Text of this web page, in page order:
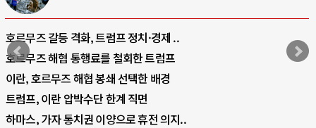
호르무즈 갈등 격화, 트럼프 정치·경제 ..
호르무즈 해협 통행료를 철회한 트럼프
이란, 호르무즈 해협 봉쇄 선택한 배경
트럼프, 이란 압박수단 한계 직면
하마스, 가자 통치권 이양으로 휴전 의지..